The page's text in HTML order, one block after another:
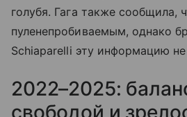
голубя. Гага также сообщила,
пуленепробиваемым, однако
Schiaparelli эту информацию
2022–2025:
свободой и